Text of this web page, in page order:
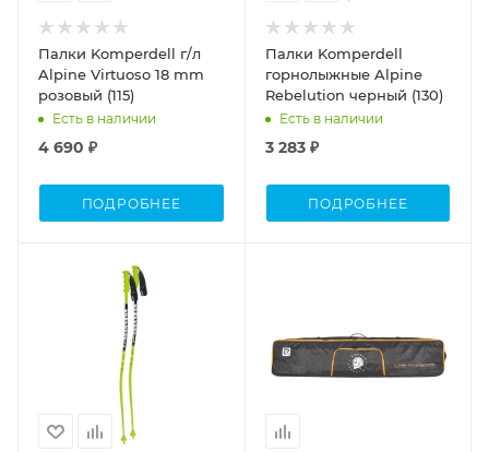
Палки Komperdell г/л
Alpine Virtuoso 18 mm
розовый (115)
Есть в наличии
4 690 ₽
ПОДРОБНЕЕ
Палки Komperdell
горнолыжные Alpine
Rebelution черный (130)
Есть в наличии
3 283 ₽
ПОДРОБНЕЕ